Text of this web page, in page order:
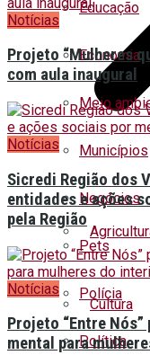
Cultura
Educação
Economia
Meio
Municípios
Negócios
Pets
Polícia
Política
Notícias
Projeto “Mulheres
com aula inaugural
Notícias
Sicredi Região dos
entidades e ações
pela Região
Notícias
Projeto “Entre
mental para